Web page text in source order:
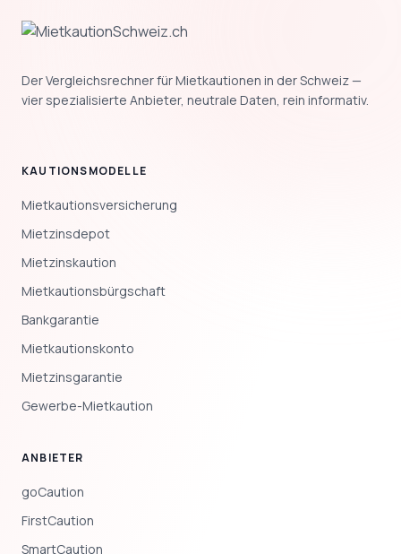
Der Vergleichsrechner für Mietkautionen in der Schweiz —
vier spezialisierte Anbieter, neutrale Daten, rein informativ.
KAUTIONSMODELLE
Mietkautionsversicherung
Mietzinsdepot
Mietzinskaution
Mietkautionsbürgschaft
Bankgarantie
Mietkautionskonto
Mietzinsgarantie
Gewerbe-Mietkaution
ANBIETER
goCaution
FirstCaution
SmartCaution